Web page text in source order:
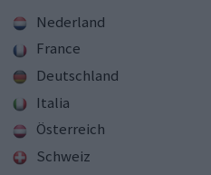
Nederland
France
Deutschland
Italia
Österreich
Schweiz